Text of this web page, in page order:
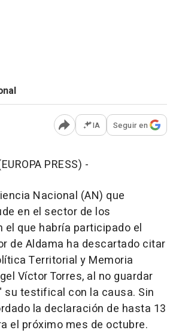
Abrir opciones para
IA Seguir en
PRESS) -
Nacional (AN) que
en el sector de los
el que habría participado el
de Aldama ha descartado citar
Territorial y Memoria
Víctor Torres, al no guardar
su testifical con la causa. Sin
la declaración de hasta 13
el próximo mes de octubre.